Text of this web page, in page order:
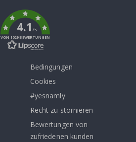
4.1/5
VON 1029 BEWERTUNGEN
Bedingungen
Cookies
#yesnamly
Recht zu stornieren
Bewertungen von
zufriedenen kunden